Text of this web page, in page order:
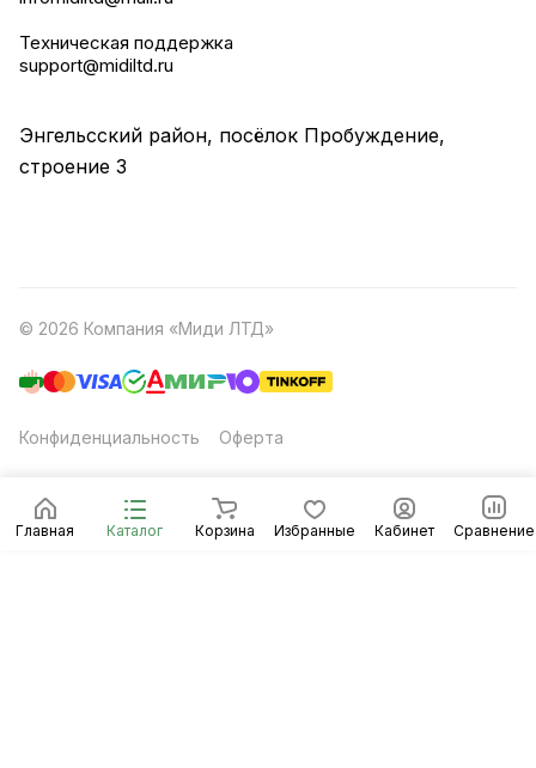
Главная Каталог Корзина Избранные Кабинет Сравнение
Техническая поддержка
support@midiltd.ru
Энгельсский район, посёлок Пробуждение,
строение 3
© 2026 Компания «Миди ЛТД»
Конфиденциальность Оферта